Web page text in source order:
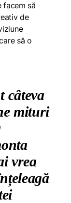
facem să
de
să o
câteva
mituri
vrea